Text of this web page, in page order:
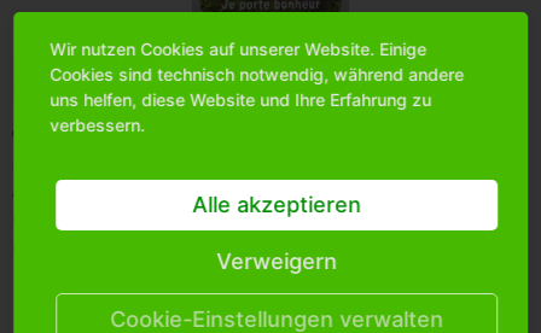
Bittemelden Sie sich an, um mehr Informationen über das
Produkt zu erhalten.
Merken
Artikel-Nr.:
305
36
Wir nutzen Cookies auf unserer Website. Einige
Cookies sind technisch notwendig, während andere
uns helfen, diese Website und Ihre Erfahrung zu
verbessern.
Alle akzeptieren
Verweigern
Cookie-Einstellungen verwalten